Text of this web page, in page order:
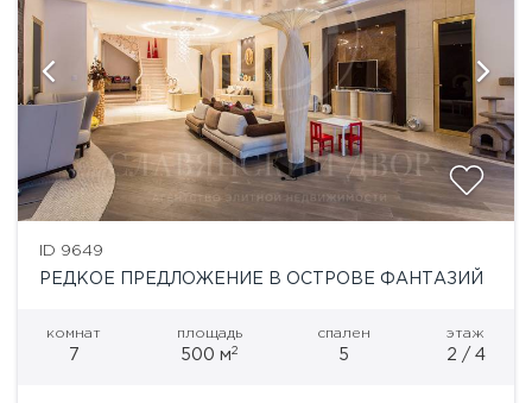
ID 9649
РЕДКОЕ ПРЕДЛОЖЕНИЕ В ОСТРОВЕ ФАНТАЗИЙ
комнат
7
площадь
500 м2
спален
5
этаж
2 / 4